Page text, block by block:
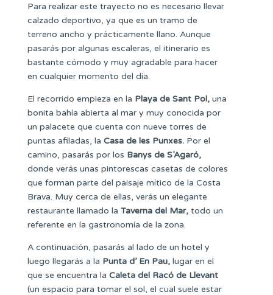
Para realizar este trayecto no es necesario llevar
calzado deportivo, ya que es un tramo de
terreno ancho y prácticamente llano. Aunque
pasarás por algunas escaleras, el itinerario es
bastante cómodo y muy agradable para hacer
en cualquier momento del día.
El recorrido empieza en la Playa de Sant Pol, una
bonita bahía abierta al mar y muy conocida por
un palacete que cuenta con nueve torres de
puntas afiladas, la Casa de les Punxes. Por el
camino, pasarás por los Banys de S’Agaró,
donde verás unas pintorescas casetas de colores
que forman parte del paisaje mítico de la Costa
Brava. Muy cerca de ellas, verás un elegante
restaurante llamado la Taverna del Mar, todo un
referente en la gastronomía de la zona.
A continuación, pasarás al lado de un hotel y
luego llegarás a la Punta d’ En Pau, lugar en el
que se encuentra la Caleta del Racó de Llevant
(un espacio para tomar el sol, el cual suele estar